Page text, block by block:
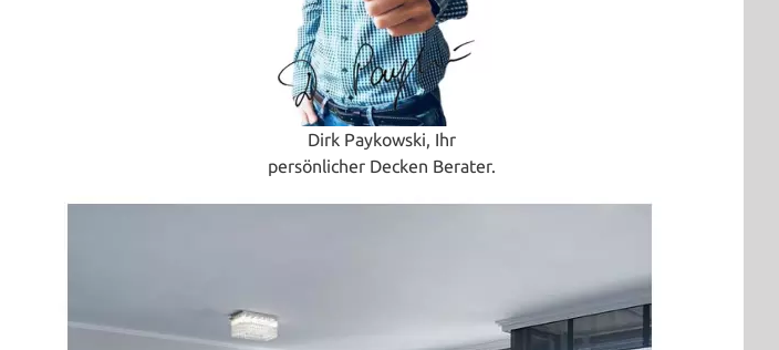
Dirk Paykowski, Ihr
persönlicher Decken Berater.